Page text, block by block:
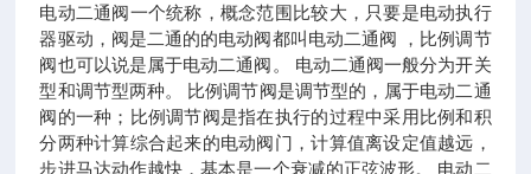
电动二通阀一个统称，概念范围比较大，只要是电动执行
器驱动，阀是二通的的电动阀都叫电动二通阀 ，比例调节
阀也可以说是属于电动二通阀。 电动二通阀一般分为开关
型和调节型两种。 比例调节阀是调节型的，属于电动二通
阀的一种；比例调节阀是指在执行的过程中采用比例和积
分两种计算综合起来的电动阀门，计算值离设定值越远，
步进马达动作越快，基本是一个衰减的正弦波形。 电动二